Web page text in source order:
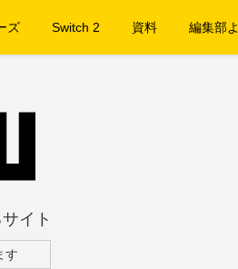
ズ Switch 2 資料 編集部
イト
す